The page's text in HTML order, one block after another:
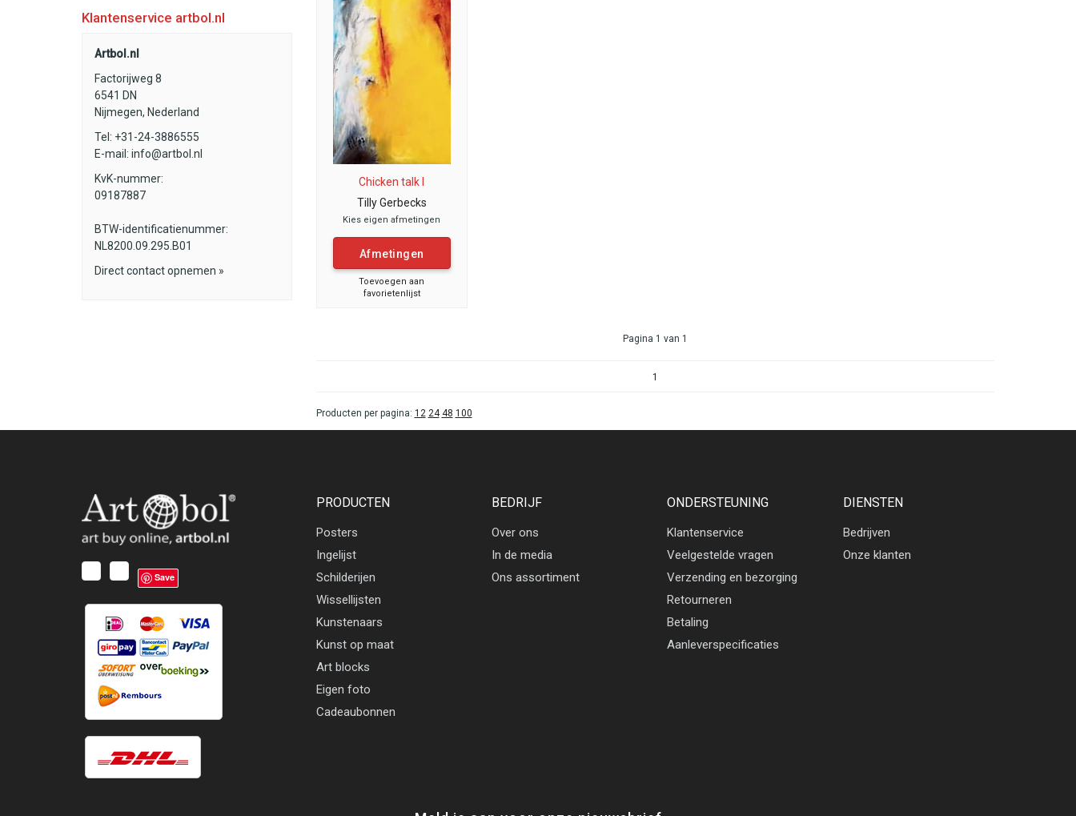
Klantenservice artbol.nl
Artbol.nl
Factorijweg 8
6541 DN
Nijmegen, Nederland
Tel: +31-24-3886555
E-mail: info@artbol.nl
KvK-nummer:
09187887
BTW-identificatienummer:
NL8200.09.295.B01
Direct contact opnemen »
Chicken talk I
Tilly Gerbecks
Kies eigen afmetingen
Afmetingen
Toevoegen aan
favorietenlijst
Pagina 1 van 1
1
Producten per pagina: 12 24 48 100
Save
PRODUCTEN
Posters
Ingelijst
Schilderijen
Wissellijsten
Kunstenaars
Kunst op maat
Art blocks
Eigen foto
Cadeaubonnen
BEDRIJF
Over ons
In de media
Ons assortiment
ONDERSTEUNING
Klantenservice
Veelgestelde vragen
Verzending en bezorging
Retourneren
Betaling
Aanleverspecificaties
DIENSTEN
Bedrijven
Onze klanten